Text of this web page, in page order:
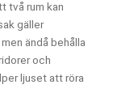
två rum kan
gäller
ändå behålla
och
ljuset att röra